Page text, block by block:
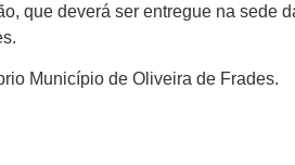
que deverá ser entregue na sede
Município de Oliveira de Frades.